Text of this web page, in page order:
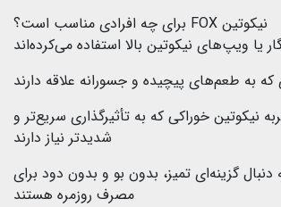
نیکوتین FOX برای چه افرادی مناسب است؟
یا ویپ‌های نیکوتین بالا استفاده می‌کرده‌اند
که به طعم‌های پیچیده و جسورانه علاقه دارند
نیکوتین خوراکی که به تأثیرگذاری سریع‌تر و
شدیدتر نیاز دارند
دنبال گزینه‌ای تمیز، بدون بو و بدون دود برای
مصرف روزمره هستند